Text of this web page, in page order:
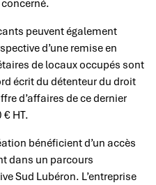
peuvent également
d’une remise en
de locaux occupés sont
écrit du détenteur du droit
d’affaires de ce dernier
HT.
bénéficient d’un accès
dans un parcours
Sud Lubéron. L’entreprise